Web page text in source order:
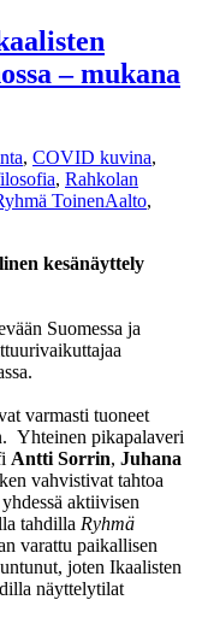
– mukana
, COVID kuvina,
, Rahkolan
ToinenAalto,
kesänäyttely
Suomessa ja
varmasti tuoneet
Yhteinen pikapalaveri
Antti Sorrin, Juhana
vahvistivat tahtoa
aktiivisen
tahdilla Ryhmä
varattu paikallisen
joten Ikaalisten
näyttelytilat